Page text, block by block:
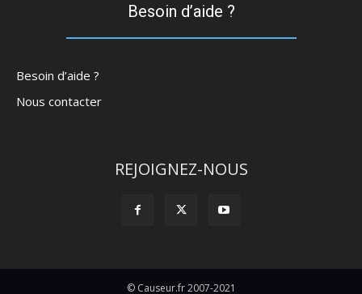
Besoin d’aide ?
Besoin d’aide ?
Nous contacter
REJOIGNEZ-NOUS
© Causeur.fr 2007-2021